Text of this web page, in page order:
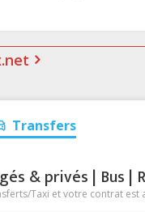
Transfers
& privés | Bus |
Taxi et votre contrat est